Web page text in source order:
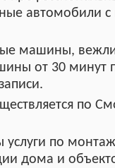
автомобили
машины,
от 30 минут
по
по
дома и